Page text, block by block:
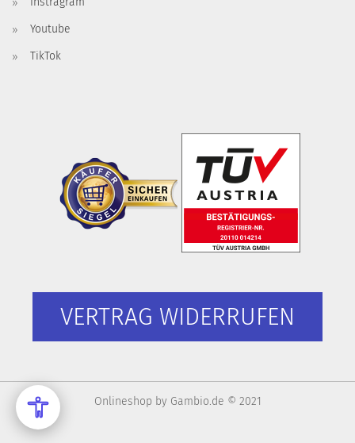
Youtube
TikTok
VERTRAG WIDERRUFEN
Onlineshop by Gambio.de © 2021